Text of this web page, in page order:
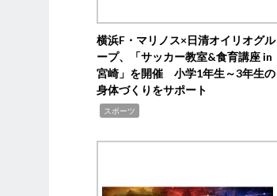
横浜F・マリノス×日清オイリオグル
ープ、「サッカー教室&食育講座 in
宮崎」を開催 小学1年生～3年生の
身体づくりをサポート
スポーツ